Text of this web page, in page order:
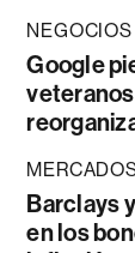
NEGOCIOS
Google
Barclays
en los